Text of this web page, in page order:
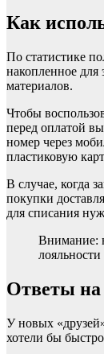
Как
По статистике
накопленное для
материалов.
Чтобы
перед оплатой
номер через
пластиковую
В случае, когда
покупки
для списания
Внимание:
лояльности
Ответы
У новых
хотели бы